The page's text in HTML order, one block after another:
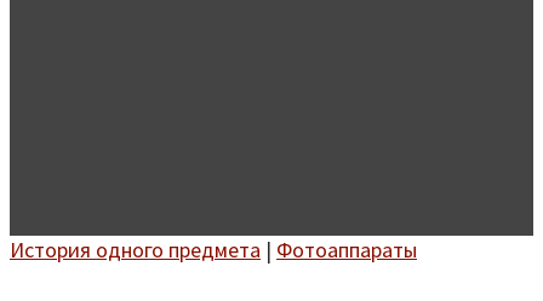
История одного предмета | Фотоаппараты